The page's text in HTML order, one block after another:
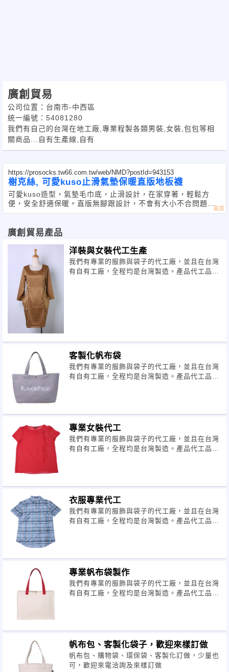
廣創貿易
公司位置：台南市-中西區
統一編號：54081280
我們有自己的台灣在地工廠,專業程製各類男裝,女裝,包包等相
關商品...自有生產線,自有
https://prosocks.tw66.com.tw/web/NMD?postId=943153
榭克絲, 可愛kuso止滑氣墊保暖直版地板襪
可愛kuso造型，氣墊毛巾底，止滑設計，在家穿著，輕鬆方
便，安全舒適保暖。 直版無腳跟設計，不會有大小不合問題。
居家好選擇，男女都能使用。 台灣製造。
廣創貿易產品
洋裝與女裝代工生產
我們有專業的服飾與袋子的代工廠，並且在台灣
有自有工廠，全程均是台灣製造。產品代工品質
客製化帆布袋
我們有專業的服飾與袋子的代工廠，並且在台灣
有自有工廠，全程均是台灣製造。產品代工品質
專業女裝代工
我們有專業的服飾與袋子的代工廠，並且在台灣
有自有工廠，全程均是台灣製造。產品代工品質
衣服專業代工
我們有專業的服飾與袋子的代工廠，並且在台灣
有自有工廠，全程均是台灣製造。產品代工品質
專業帆布袋製作
我們有專業的服飾與袋子的代工廠，並且在台灣
有自有工廠，全程均是台灣製造。產品代工品質
帆布包、客製化袋子，歡迎來樣訂做
帆布包、購物袋、環保袋、客製化訂做，少量也
可，歡迎來電洽詢及來樣訂做